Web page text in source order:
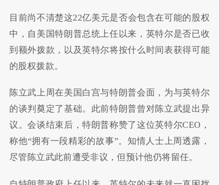
目前尚不清楚这22亿美元是否会包含在可能的股权
中，自美国特朗普总统上任以来，英特尔是否已收
到额外拨款，以及英特尔将按什么时间表获得可能
的股权拨款。
陈立武上周在美国白宫与特朗普会面，为与英特尔
的谈判奠定了基础。此前特朗普曾对陈立武提出异
议。会谈结束后，特朗普称赞了这位英特尔CEO，
称他“拥有一段精彩的故事”。知情人士上周透露，
尽管陈立武此前遭受非议，但预计他仍将留任。